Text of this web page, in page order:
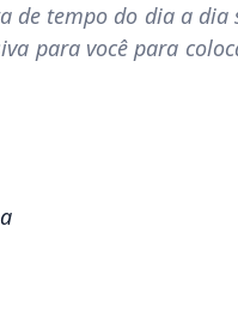
de tempo do dia a
para você para